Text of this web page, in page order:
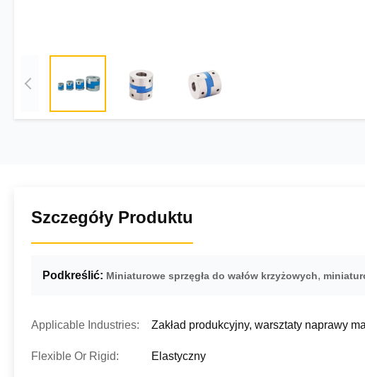
Szczegóły Produktu
Podkreślić: Miniaturowe sprzęgła do wałów krzyżowych,
Applicable Industries: Zakład produkcyjny, warsztaty naprawy
Flexible Or Rigid: Elastyczny